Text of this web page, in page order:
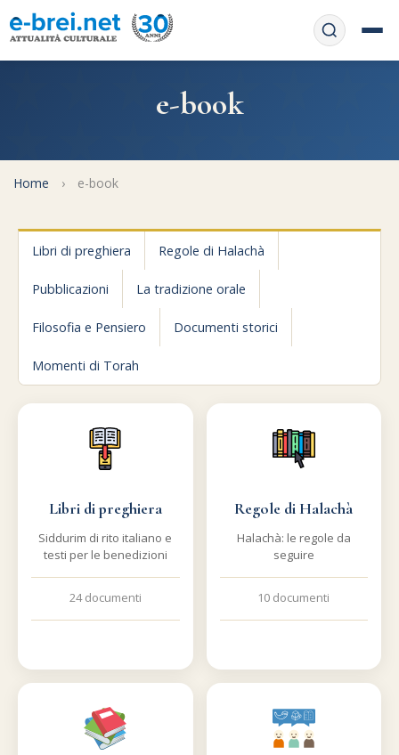
Le feste
e-book
Filosofia e Pensiero
Documenti storici
line
Orari di Shabbat
Calendario ebraico
Feste e ricorrenze
Perle dal Talmud
Umorismo e simpatia
10 comandamenti
Approfondimenti
Cultura e società
Aspetti di vita ebraica
Storia millenaria
Personaggi celebri
Sbirciamo Eretz Israel
La Legge Orale
Il Talmud in italiano
Comunità ebraiche
Turismo in Italia
it.cultura.ebraica
Collegamenti utili
e-book
Home › e-book
Libri di preghiera Regole di Halachà
Pubblicazioni La tradizione orale
Filosofia e Pensiero Documenti storici
Momenti di Torah
Libri di preghiera
Siddurim di rito italiano e
testi per le benedizioni
24 documenti
Regole di Halachà
Halachà: le regole da
seguire
10 documenti